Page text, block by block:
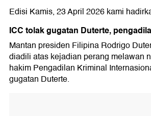
Edisi Kamis, 23 April 2026 kami
ICC tolak gugatan Duterte,
Mantan presiden Filipina Rodrigo
diadili atas kejadian perang melawan
hakim Pengadilan Kriminal
gugatan Duterte.